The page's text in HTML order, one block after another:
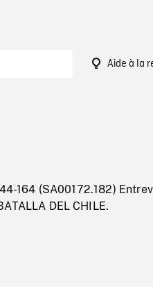
Aide à la
164 (SA00172.182)
DEL CHILE.